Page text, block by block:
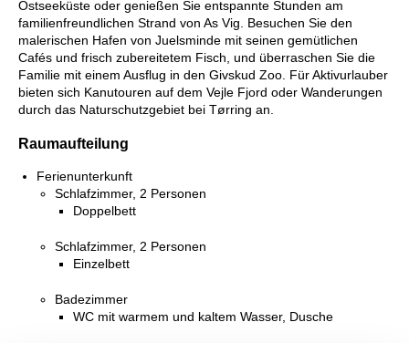
Ostseeküste oder genießen Sie entspannte Stunden am
familienfreundlichen Strand von As Vig. Besuchen Sie den
malerischen Hafen von Juelsminde mit seinen gemütlichen
Cafés und frisch zubereitetem Fisch, und überraschen Sie die
Familie mit einem Ausflug in den Givskud Zoo. Für Aktivurlauber
bieten sich Kanutouren auf dem Vejle Fjord oder Wanderungen
durch das Naturschutzgebiet bei Tørring an.
Raumaufteilung
Ferienunterkunft
Schlafzimmer, 2 Personen
Doppelbett
Schlafzimmer, 2 Personen
Einzelbett
Badezimmer
WC mit warmem und kaltem Wasser, Dusche